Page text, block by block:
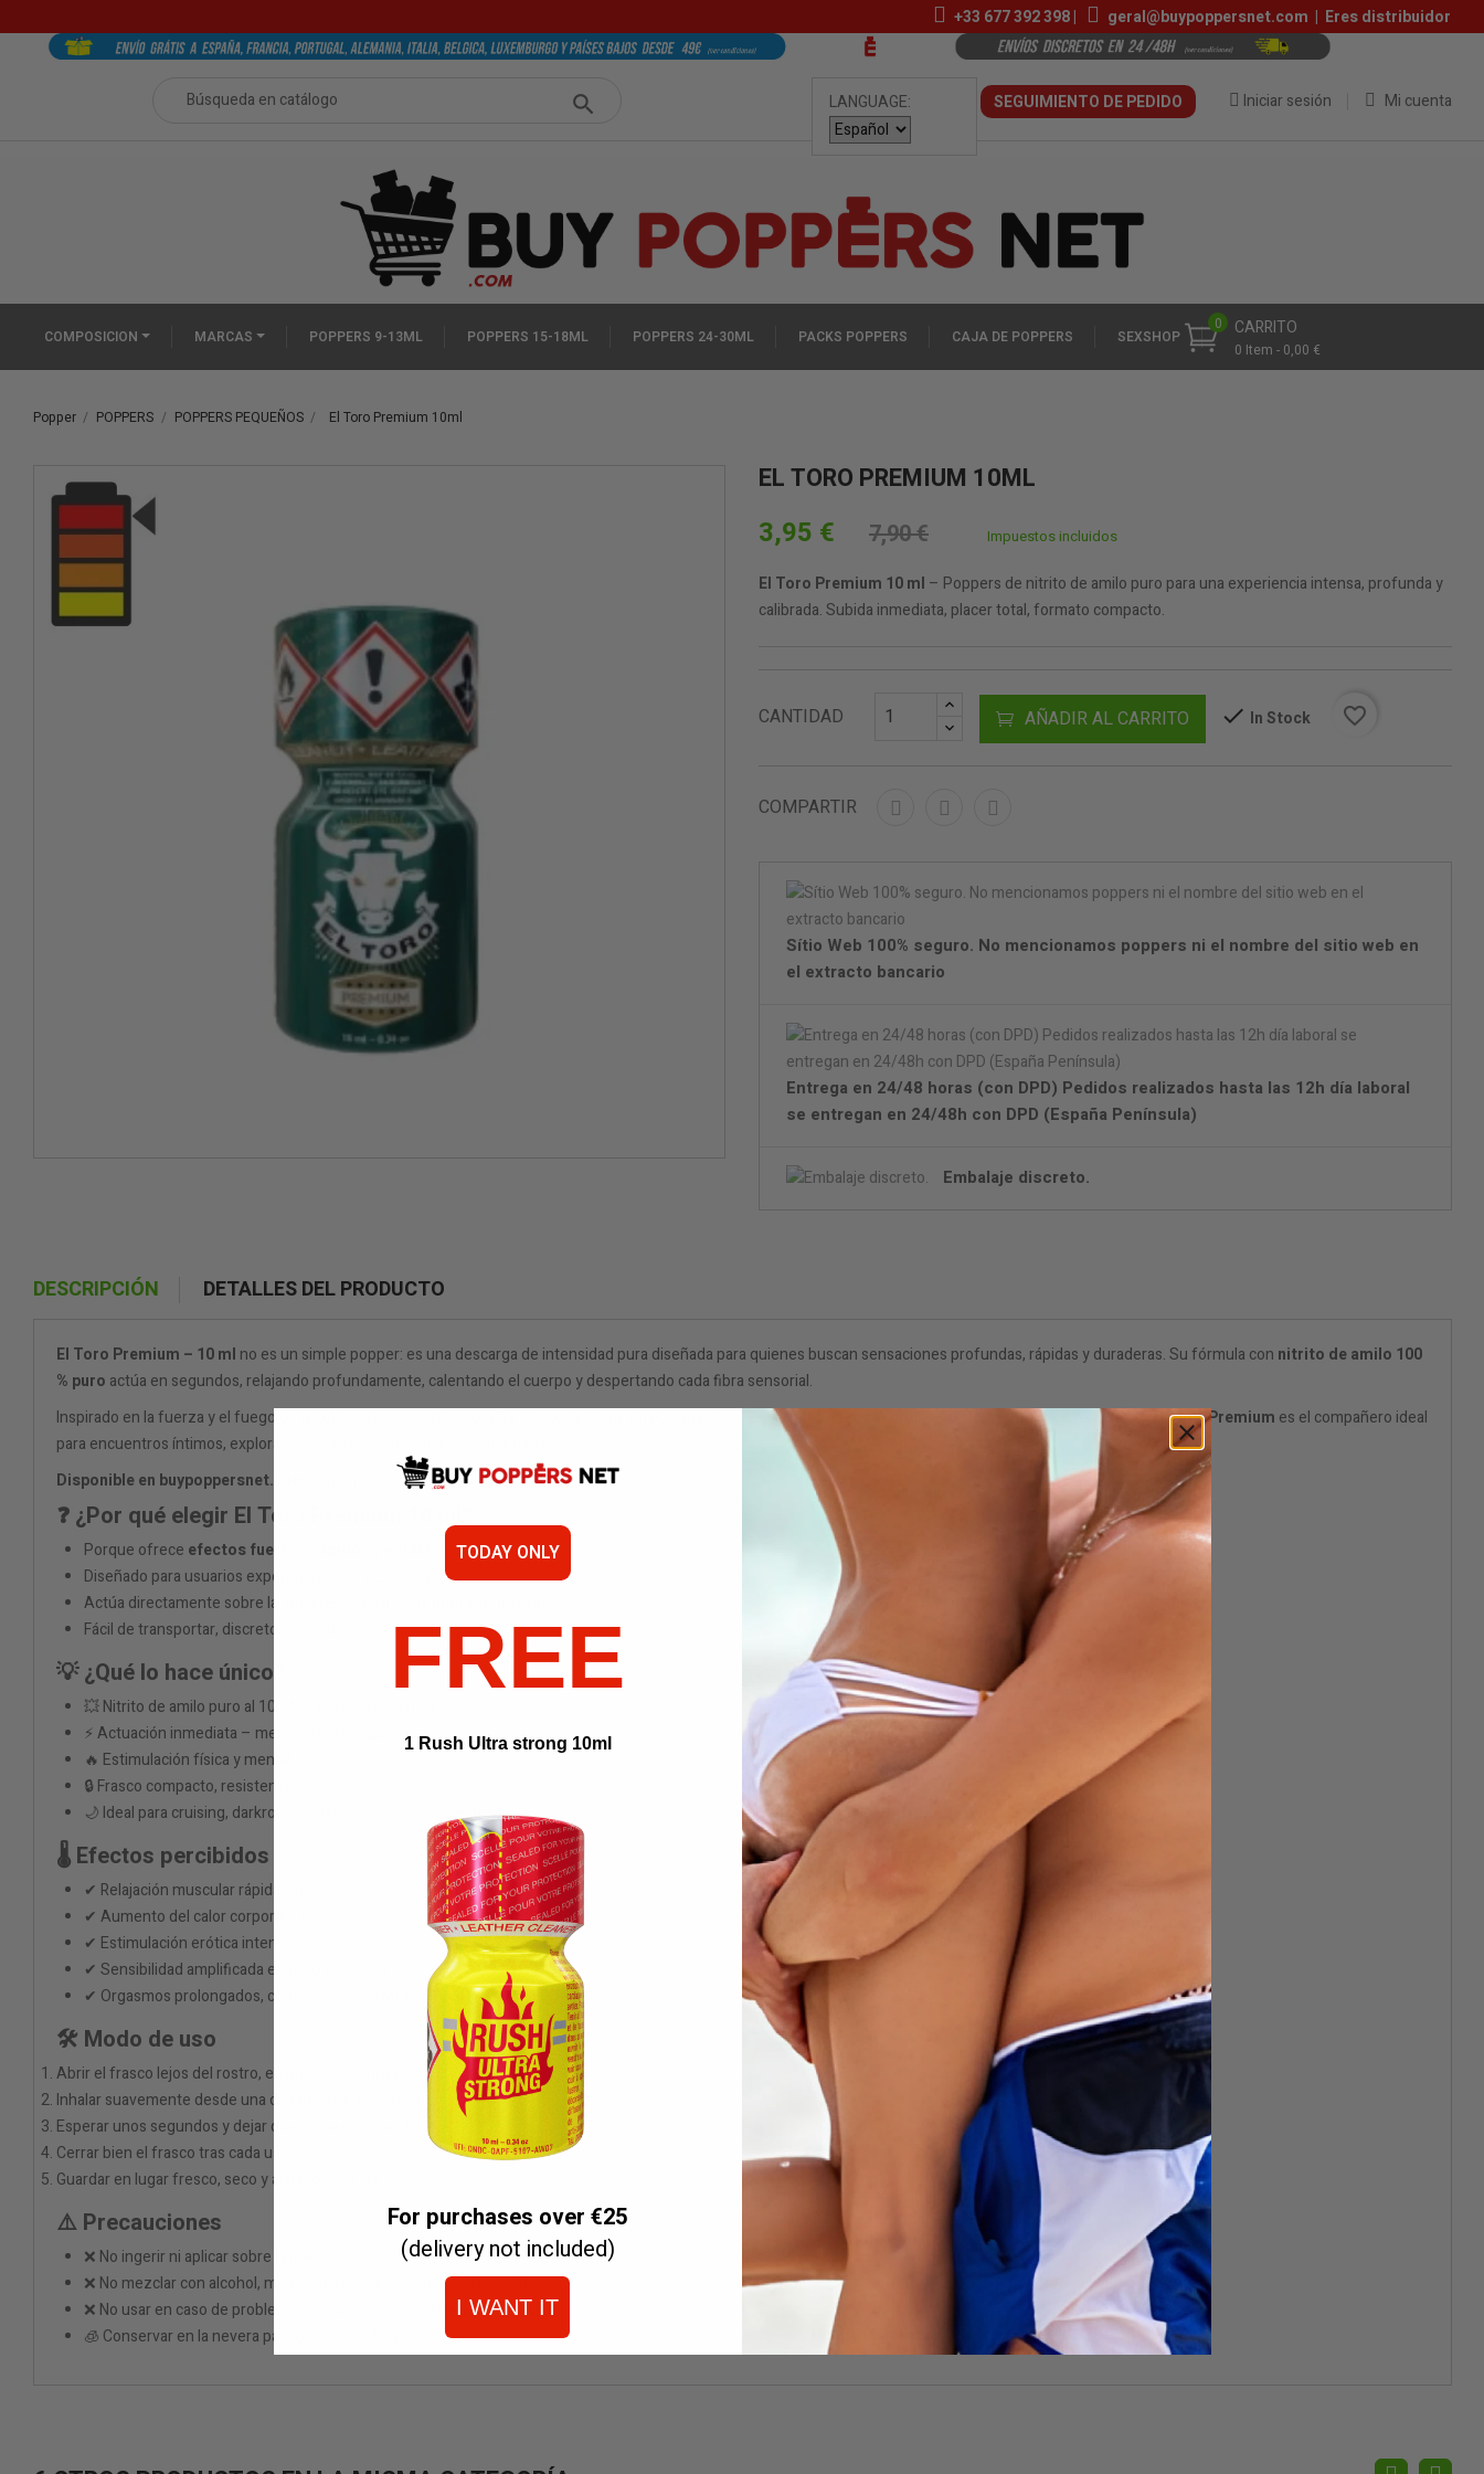
+33 677 392 398| geral@buypoppersnet.com | Eres distribuidor
LANGUAGE: Mi cuenta
Iniciar sesión
SEGUIMIENTO DE PEDIDO
CARRITO
0 Item - 0,00 €
0
COMPOSICION MARCAS POPPERS 9-13ML POPPERS 15-18ML POPPERS 24-30ML PACKS POPPERS CAJA DE POPPERS SEXSHOP
Popper POPPERS POPPERS PEQUEÑOS El Toro Premium 10ml
EL TORO PREMIUM 10ML
3,95 € 7,90 € Impuestos incluidos
El Toro Premium 10 ml – Poppers de nitrito de amilo puro para una experiencia intensa, profunda y
calibrada. Subida inmediata, placer total, formato compacto.
CANTIDAD AÑADIR AL CARRITO In Stock favorite_border
COMPARTIR
Sítio Web 100% seguro. No mencionamos poppers ni el nombre del sitio web en
el extracto bancario
Entrega en 24/48 horas (con DPD) Pedidos realizados hasta las 12h día laboral
se entregan en 24/48h con DPD (España Península)
Embalaje discreto.
DESCRIPCIÓN DETALLES DEL PRODUCTO
El Toro Premium – 10 ml no es un simple popper: es una descarga de intensidad pura diseñada para quienes buscan sensaciones profundas, rápidas y duraderas. Su fórmula con nitrito de amilo 100
% puro actúa en segundos, relajando profundamente, calentando el cuerpo y despertando cada fibra sensorial.
Inspirado en la fuerza y el fuego de la cultura taurina, este pequeño frasco de 10 ml ofrece una experiencia potente pero controlada. Compacto, seguro y eficaz,El Toro Premium es el compañero ideal
para encuentros íntimos, exploraciones intensas o sesiones prolongadas.
Disponible en buypoppersnet.com
con envío rápido y discreto.
❓ ¿Por qué elegir El Toro Premium 10 ml?
Porque ofrece efectos fuertes, rápidos y estables
Diseñado para usuarios experimentados y exigentes
Actúa directamente sobre la zona pélvica para una
Fácil de transportar, discreto, potente
💡 ¿Qué lo hace único?
💥 Nitrito de amilo puro al 100 % – máxima potencia
⚡ Actuación inmediata – menos de 10 segundos
🔥 Estimulación física y mental profunda
🔒 Frasco compacto, resistente y seguro
🌙 Ideal para cruising, darkrooms, juegos privados o colectivos
🌡️ Efectos percibidos
✔ Relajación muscular rápida y profunda
✔ Aumento del calor corporal y la circulación
✔ Estimulación erótica intensa
✔ Sensibilidad amplificada en todo el cuerpo
✔ Orgasmos prolongados, controlados y potentes
🛠 Modo de uso
Abrir el frasco lejos del rostro, en un lugar ventilado
Inhalar suavemente desde una distancia de 15–20 cm
Esperar unos segundos y dejar que el cuerpo reaccione
Cerrar bien el frasco tras cada uso
Guardar en lugar fresco, seco y alejado de la luz
⚠️ Precauciones
❌ No ingerir ni aplicar sobre la piel
❌ No mezclar con alcohol, medicamentos ni sustancias psicoactivas
❌ No usar en caso de problemas cardíacos o respiratorios
🧊 Conservar en la nevera para una mejor duración
TODAY ONLY
FREE
1 Rush Ultra strong 10ml
For purchases over €25
(delivery not included)
I WANT IT